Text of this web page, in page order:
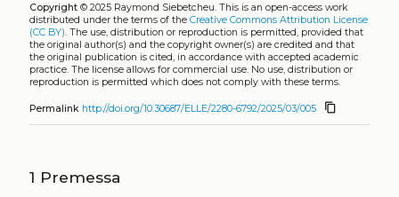
Copyright© 2025 Raymond Siebetcheu. This is an open-access work
distributed under the terms of the Creative Commons Attribution License
(CC BY). The use, distribution or reproduction is permitted, provided that
the original author(s) and the copyright owner(s) are credited and that
the original publication is cited, in accordance with accepted academic
practice. The license allows for commercial use. No use, distribution or
reproduction is permitted which does not comply with these terms.
Permalink http://doi.org/10.30687/ELLE/2280-6792/2025/03/005 content_copy
1 Premessa